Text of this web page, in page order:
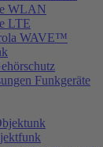
WLAN
LTE
WAVE™
Funkgeräte